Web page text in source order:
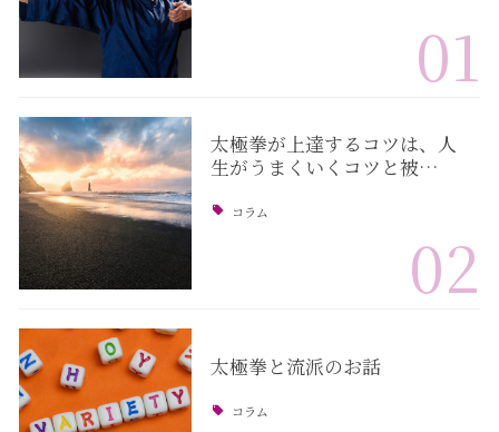
01
太極拳が上達するコツは、人
生がうまくいくコツと被…
コラム
02
太極拳と流派のお話
コラム